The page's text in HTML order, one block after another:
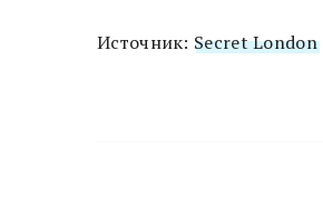
Источник: Secret London